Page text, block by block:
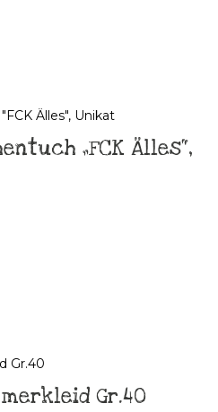
„FCK Älles“,
Gr.40